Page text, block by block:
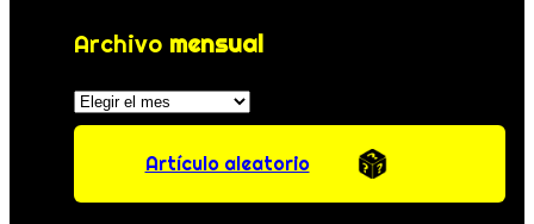
Archivo mensual
Archivos
Artículo aleatorio